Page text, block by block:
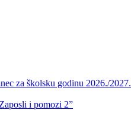
za školsku godinu 2026./2027.
i pomozi 2”